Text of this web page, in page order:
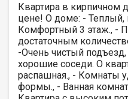
Квартира в кирпичном
цене! О доме: - Теплый,
Комфортный 3 этаж., -
достаточным
-Очень чистый
хорошие соседи. О
распашная., - Комнаты
формы., - Ванная